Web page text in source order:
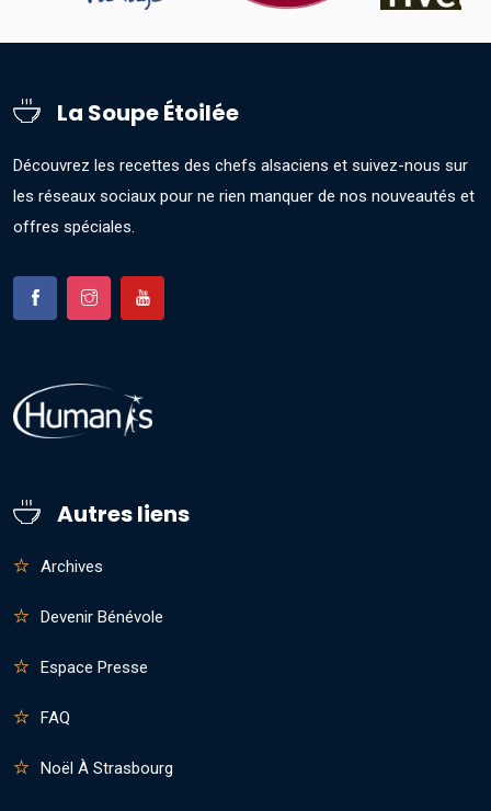
La Soupe Étoilée
Découvrez les recettes des chefs alsaciens et suivez-nous sur
les réseaux sociaux pour ne rien manquer de nos nouveautés et
offres spéciales.
Autres liens
Archives
Devenir Bénévole
Espace Presse
FAQ
Noël À Strasbourg